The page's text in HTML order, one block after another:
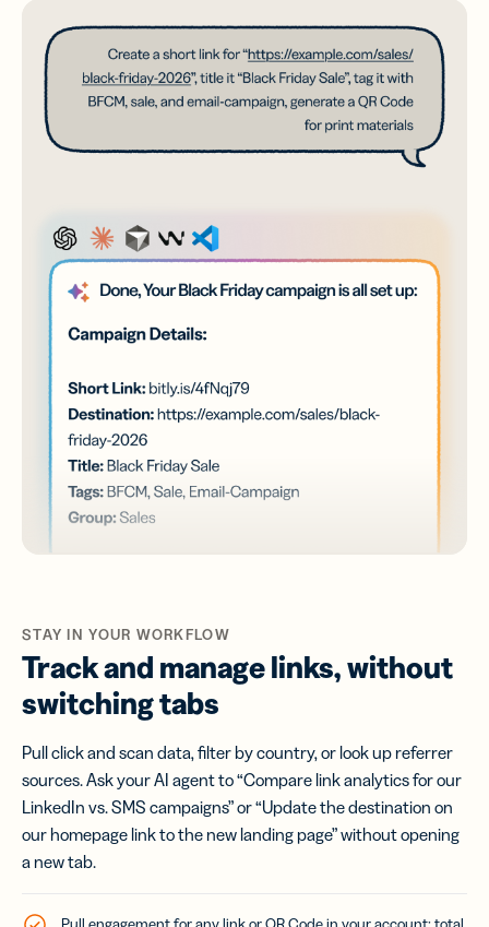
STAY IN YOUR WORKFLOW
Track and manage links, without
switching tabs
Pull click and scan data, filter by country, or look up referrer
sources. Ask your AI agent to “Compare link analytics for our
LinkedIn vs. SMS campaigns” or “Update the destination on
our homepage link to the new landing page” without opening
a new tab.